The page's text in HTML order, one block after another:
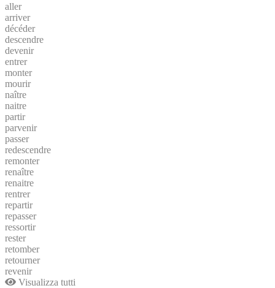
aller
arriver
décéder
descendre
devenir
entrer
monter
mourir
naître
naitre
partir
parvenir
passer
redescendre
remonter
renaître
renaitre
rentrer
repartir
repasser
ressortir
rester
retomber
retourner
revenir
Visualizza tutti